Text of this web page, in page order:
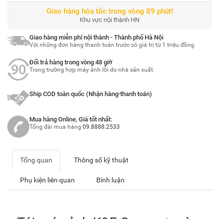
Giao hàng hỏa tốc trong vòng 89 phút!
Khu vực nội thành HN
Giao hàng miễn phí nội thành - Thành phố Hà Nội
Với những đơn hàng thanh toán trước có giá trị từ 1 triệu đồng.
Đổi trả hàng trong vòng 48 giờ
Trong trường hợp máy ảnh lỗi do nhà sản xuất.
Ship COD toàn quốc (Nhận hàng-thanh toán)
Mua hàng Online, Giá tốt nhất:
Tổng đài mua hàng 09.8888.2533
Tổng quan Thông số kỹ thuật
Phụ kiện liên quan Bình luận